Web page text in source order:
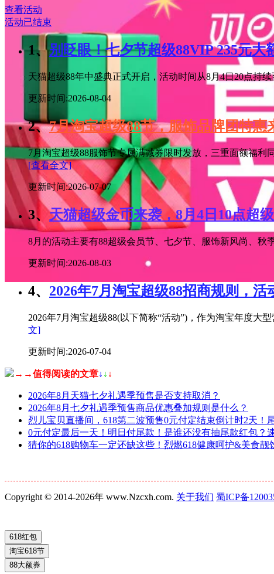
查看活动
活动已结束
1、别眨眼！七夕节超级88VIP 235元大
天猫超级88年中盛典正式开启，活动时间从8月4日20点持
更新时间:2026-08-04
2、7月淘宝超级88节，服饰品牌团特
7月淘宝超级88服饰节专属满减券限时发放，三重面额福
[查看全文]
更新时间:2026-07-07
3、天猫超级金币来袭，8月4日10点超
8月的活动主要有88超级会员节、七夕节、服饰新风尚、秋
更新时间:2026-08-03
4、 2026年7月淘宝超级88招商规则，活
2026年7月淘宝超级88(以下简称“活动”)，作为淘宝年度大
文]
更新时间:2026-07-04
→→值得阅读的文章↓ ↓ ↓
2026年8月天猫七夕礼遇季预售是否支持取消？
2026年8月七夕礼遇季预售商品优惠叠加规则是什么？
烈儿宝贝直播间，618第二波预售0元付定结束倒计时2天！
0元付定最后一天！明日付尾款！是谁还没有抽尾款红包？
猜你的618购物车一定还缺这些！烈燃618健康呵护&美食
Copyright © 2014-2026年 www.Nzcxh.com. 关于我们 蜀ICP备